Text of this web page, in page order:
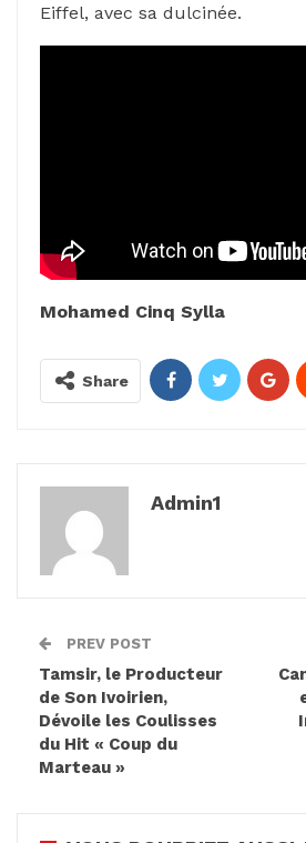
Eiffel, avec sa dulcinée.
Mohamed Cinq Sylla
Share
Admin1
PREV POST
Tamsir, le Producteur
de Son Ivoirien,
Dévoile les Coulisses
du Hit « Coup du
Marteau »